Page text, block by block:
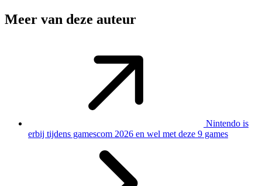
Meer van deze auteur
Nintendo is
erbij tijdens gamescom 2026 en wel met deze 9 games